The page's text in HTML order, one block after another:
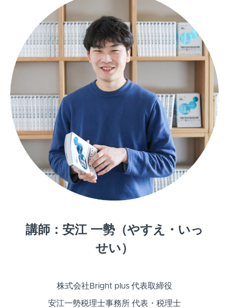
講師：安江 一勢（やすえ・いっ
せい）
株式会社Bright plus 代表取締役
安江一勢税理士事務所 代表・税理士